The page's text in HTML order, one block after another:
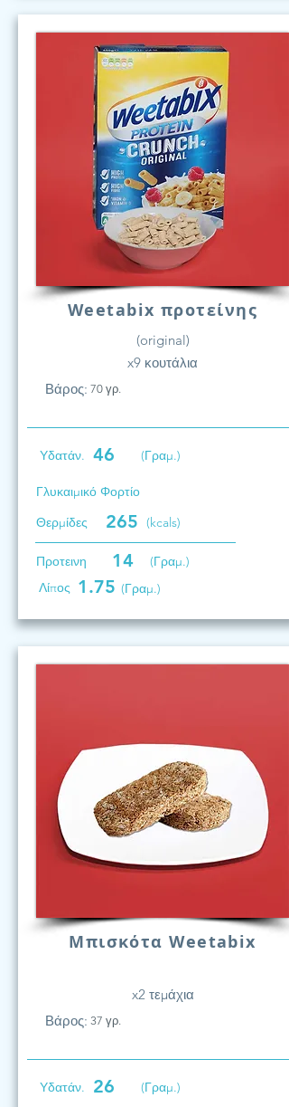
Weetabix προτείνης
(original)
x9 κουτάλια
Βάρος: 70 γρ.
Υδατάν. 46 (Γραμ.)
Γλυκαιμικό Φορτίο
Θερμίδες
265 (kcals)
Προτεινη 14
(Γραμ.)
Λίπος 1.75 (Γραμ.)
Μπισκότα Weetabix
x2 τεμάχια
Βάρος: 37 γρ.
Υδατάν. 26 (Γραμ.)